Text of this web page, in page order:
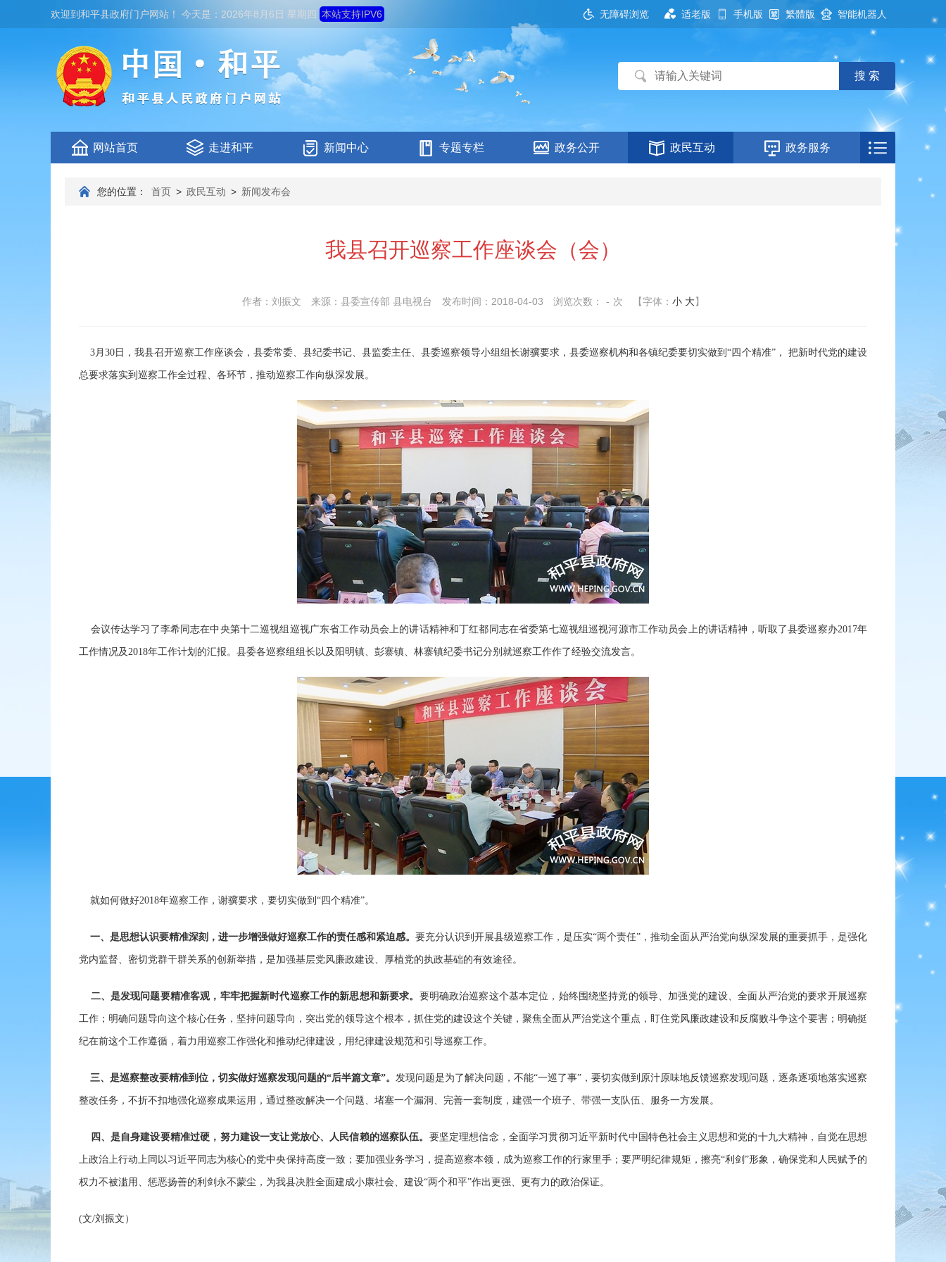
欢迎到和平县政府门户网站 ！ 今天是： 2026年8月6日 星期四 本站支持IPV6 无障碍浏览 适老版 手机版 繁體版 智能机器人
网站首页 走进和平 新闻中心 专题专栏 政务公开 政民互动 政务服务
您的位置： 首页 > 政民互动 > 新闻发布会
我县召开巡察工作座谈会（会）
作者：刘振文 来源：县委宣传部 县电视台 发布时间：2018-04-03 浏览次数： - 次 【字体： 小 大】
3月30日，我县召开巡察工作座谈会，县委常委、县纪委书记、县监委主任、县委巡察领导小组组长谢骥要求，县委巡察机构和各镇纪委要切实做到“四个精准”， 把新时代党的建设
总要求落实到巡察工作全过程、各环节，推动巡察工作向纵深发展。
会议传达学习了李希同志在中央第十二巡视组巡视广东省工作动员会上的讲话精神和丁红都同志在省委第七巡视组巡视河源市工作动员会上的讲话精神，听取了县委巡察办2017年
工作情况及2018年工作计划的汇报。县委各巡察组组长以及阳明镇、彭寨镇、林寨镇纪委书记分别就巡察工作作了经验交流发言。
就如何做好2018年巡察工作，谢骥要求，要切实做到“四个精准”。
一、是思想认识要精准深刻，进一步增强做好巡察工作的责任感和紧迫感。 要充分认识到开展县级巡察工作，是压实“两个责任”，推动全面从严治党向纵深发展的重要抓手，是强化
党内监督、密切党群干群关系的创新举措，是加强基层党风廉政建设、厚植党的执政基础的有效途径。
二、是发现问题要精准客观，牢牢把握新时代巡察工作的新思想和新要求。 要明确政治巡察这个基本定位，始终围绕坚持党的领导、加强党的建设、全面从严治党的要求开展巡察
工作；明确问题导向这个核心任务，坚持问题导向，突出党的领导这个根本，抓住党的建设这个关键，聚焦全面从严治党这个重点，盯住党风廉政建设和反腐败斗争这个要害；明确挺
纪在前这个工作遵循，着力用巡察工作强化和推动纪律建设，用纪律建设规范和引导巡察工作。
三、是巡察整改要精准到位，切实做好巡察发现问题的“后半篇文章”。 发现问题是为了解决问题，不能“一巡了事”，要切实做到原汁原味地反馈巡察发现问题，逐条逐项地落实巡察
整改任务，不折不扣地强化巡察成果运用，通过整改解决一个问题、堵塞一个漏洞、完善一套制度，建强一个班子、带强一支队伍、服务一方发展。
四、是自身建设要精准过硬，努力建设一支让党放心、人民信赖的巡察队伍。 要坚定理想信念，全面学习贯彻习近平新时代中国特色社会主义思想和党的十九大精神，自觉在思想
上政治上行动上同以习近平同志为核心的党中央保持高度一致；要加强业务学习，提高巡察本领，成为巡察工作的行家里手；要严明纪律规矩，擦亮“利剑”形象，确保党和人民赋予的
权力不被滥用、惩恶扬善的利剑永不蒙尘，为我县决胜全面建成小康社会、建设“两个和平”作出更强、更有力的政治保证。
(文/刘振文）